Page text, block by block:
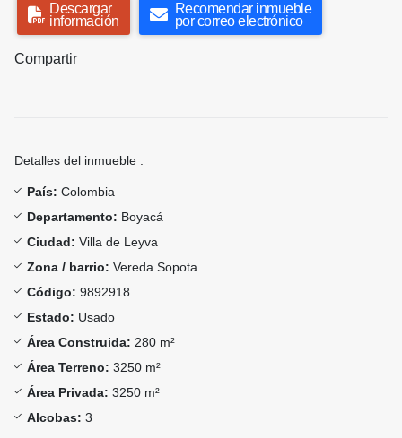
Descargar
información
Recomendar inmueble
por correo electrónico
Compartir
Detalles del inmueble :
País: Colombia
Departamento: Boyacá
Ciudad: Villa de Leyva
Zona / barrio: Vereda Sopota
Código: 9892918
Estado: Usado
Área Construida: 280 m²
Área Terreno: 3250 m²
Área Privada: 3250 m²
Alcobas: 3